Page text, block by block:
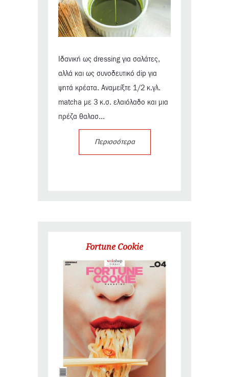
Ιδανική ως dressing για σαλάτες,
αλλά και ως συνοδευτικό dip για
ψητά κρέατα. Αναμείξτε 1/2 κ.γλ.
matcha με 3 κ.σ. ελαιόλαδο και μια
πρέζα θαλασ...
Περισσότερα
Fortune Cookie